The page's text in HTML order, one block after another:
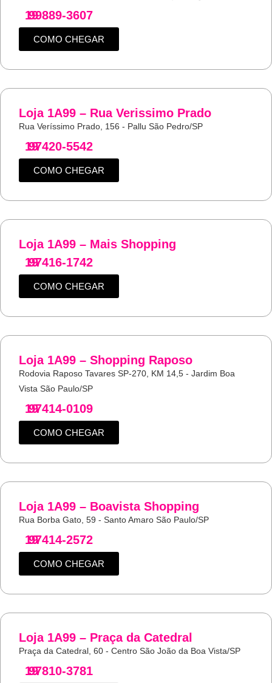
19
99889-3607
COMO CHEGAR
Loja 1A99 – Rua Verissimo Prado
Rua Veríssimo Prado, 156 - Pallu São Pedro/SP
19
97420-5542
COMO CHEGAR
Loja 1A99 – Mais Shopping
19
97416-1742
COMO CHEGAR
Loja 1A99 – Shopping Raposo
Rodovia Raposo Tavares SP-270, KM 14,5 - Jardim Boa
Vista São Paulo/SP
19
97414-0109
COMO CHEGAR
Loja 1A99 – Boavista Shopping
Rua Borba Gato, 59 - Santo Amaro São Paulo/SP
19
97414-2572
COMO CHEGAR
Loja 1A99 – Praça da Catedral
Praça da Catedral, 60 - Centro São João da Boa Vista/SP
19
97810-3781